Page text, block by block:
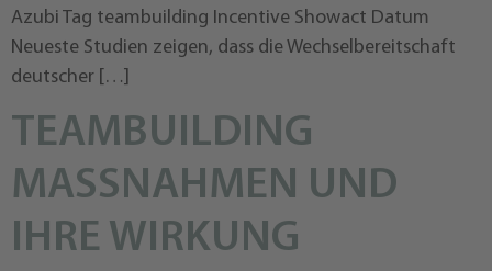
Azubi Tag teambuilding Incentive Showact Datum
Neueste Studien zeigen, dass die Wechselbereitschaft
deutscher […]
TEAMBUILDING
MASSNAHMEN UND I
HRE WIRKUNG